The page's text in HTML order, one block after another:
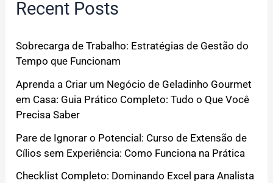
Recent Posts
Sobrecarga de Trabalho: Estratégias de Gestão do
Tempo que Funcionam
Aprenda a Criar um Negócio de Geladinho Gourmet
em Casa: Guia Prático Completo: Tudo o Que Você
Precisa Saber
Pare de Ignorar o Potencial: Curso de Extensão de
Cílios sem Experiência: Como Funciona na Prática
Checklist Completo: Dominando Excel para Analista